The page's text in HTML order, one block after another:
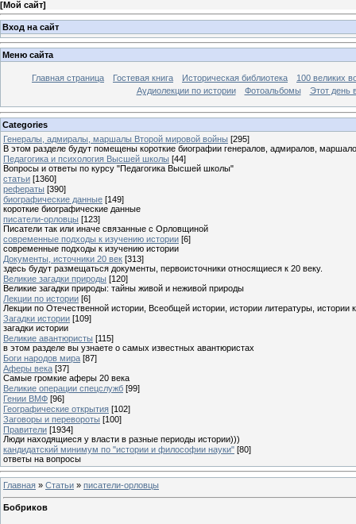
[Мой сайт]
Вход на сайт
Меню сайта
Главная страница Гостевая книга Историческая библиотека
100 великих
Аудиолекции по истории
Фотоальбомы Этот день
Categories
Генералы, адмиралы, маршалы Второй мировой войны [295]
В этом разделе будут помещены короткие биографии генералов, адмиралов,
Педагогика и психология Высшей школы [44]
Вопросы и ответы по курсу "Педагогика Высшей школы"
статьи [1360]
рефераты [390]
биографические данные [149]
короткие биографические данные
писатели-орловцы [123]
Писатели так или иначе связанные с Орловщиной
современные подходы к изучению истории [6]
современные подходы к изучению истории
Документы, источники 20 век [313]
здесь будут размещаться документы, первоисточники относящиеся к 20 веку.
Великие загадки природы [120]
Великие загадки природы: тайны живой и неживой природы
Лекции по истории [6]
Лекции по Отечественной истории, Всеобщей истории, истории литературы, истории
Загадки истории [109]
загадки истории
Великие авантюристы [115]
в этом разделе вы узнаете о самых известных авантюристах
Боги народов мира [87]
Аферы века [37]
Самые громкие аферы 20 века
Великие операции спецслужб [99]
Гении ВМФ [96]
Географические открытия [102]
Заговоры и перевороты [100]
Правители [1934]
Люди находящиеся у власти в разные периоды истории)))
кандидатский минимум по "истории и философии науки" [80]
ответы на вопросы
Главная » Статьи » писатели-орловцы
Бобриков